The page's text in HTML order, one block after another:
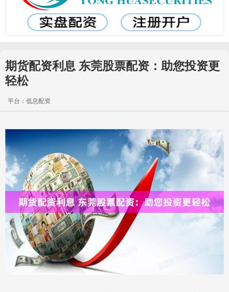
期货配资利息 东莞股票配资：助您投资更
轻松
平台：低息配资